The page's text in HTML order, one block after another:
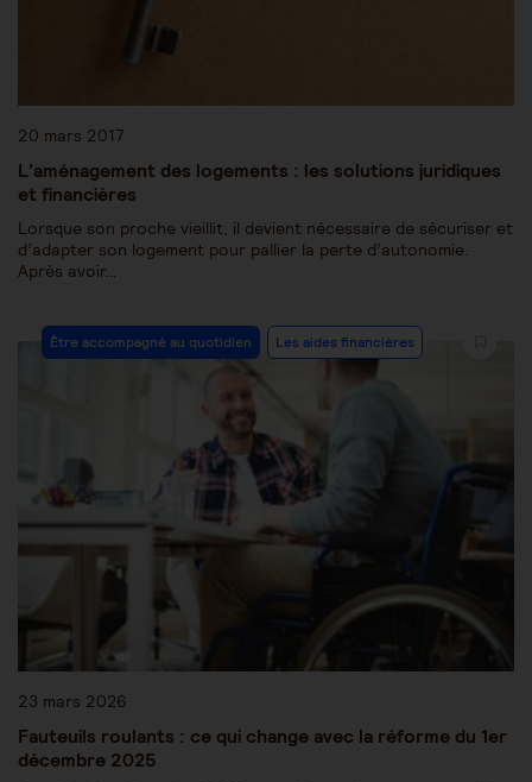
20 mars 2017
L’aménagement des logements : les solutions juridiques
et financières
Lorsque son proche vieillit, il devient nécessaire de sécuriser et
d’adapter son logement pour pallier la perte d’autonomie.
Après avoir…
Être accompagné au quotidien Les aides financières
23 mars 2026
Fauteuils roulants : ce qui change avec la réforme du 1er
décembre 2025